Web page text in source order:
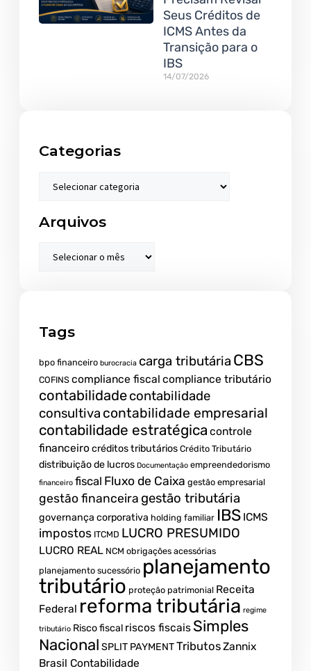
Seus Créditos de
ICMS Antes da
Transição para o
IBS
14/07/2026
Categorias
Arquivos
Tags
bpo financeiro burocracia carga tributária CBS
COFINS compliance fiscal compliance tributário
contabilidadecontabilidade
consultiva contabilidade empresarial
contabilidade estratégica controle
financeirocréditos tributários Crédito Tributário
distribuição de lucros Documentação empreendedorismo
financeiro fiscal Fluxo de Caixa gestão empresarial
gestão financeira gestão tributária
governança corporativa holding familiar IBS ICMS
impostos ITCMD LUCRO PRESUMIDO
LUCRO REAL NCM obrigações acessórias
planejamento sucessório planejamento
tributário proteção patrimonial Receita
Federal reforma tributária regime
tributário Risco fiscal riscos fiscais Simples
Nacional SPLIT PAYMENTTributosZannix
Brasil Contabilidade